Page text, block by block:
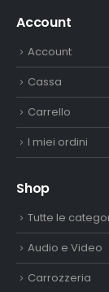
Account
Account
Cassa
Carrello
I miei ordini
Shop
Tutte le
Audio e Video
Carrozzeria